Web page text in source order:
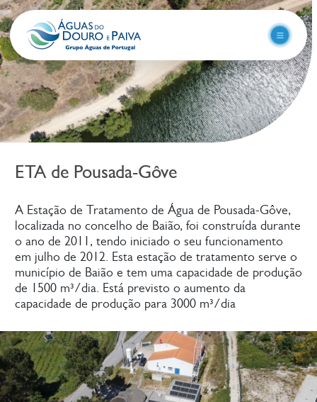
Saltar para o conteúdo
Comunicação
ETA de Pousada-Gôve
A Estação de Tratamento de Água de Pousada-Gôve,
localizada no concelho de Baião, foi construída durante
o ano de 2011, tendo iniciado o seu funcionamento
em julho de 2012. Esta estação de tratamento serve o
município de Baião e tem uma capacidade de produção
de 1500 m³/dia. Está previsto o aumento da
capacidade de produção para 3000 m³/dia